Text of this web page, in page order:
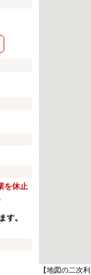
を休止
す。
【地図の二次